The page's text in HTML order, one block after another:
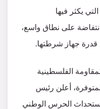
يكثر فيها
على نطاق واسع،
قدرة جهاز شرطتها.
الفلسطينية
أعلن رئيس
استحداث الحرس الوطني